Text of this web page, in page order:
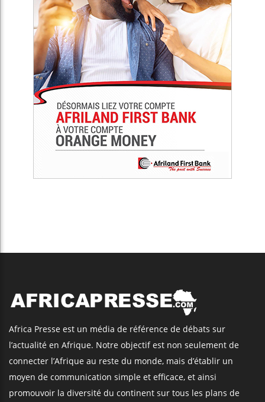
Africa Presse est un média de référence de débats sur
l’actualité en Afrique. Notre objectif est non seulement de
connecter l’Afrique au reste du monde, mais d’établir un
moyen de communication simple et efficace, et ainsi
promouvoir la diversité du continent sur tous les plans de